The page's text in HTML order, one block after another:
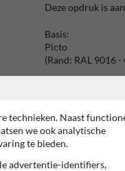
Deze opdruk is
Basis:
Picto
(Rand: RAL 9016 -
technieken. Naast
we ook analytische
te bieden.
advertentie-identifiers,